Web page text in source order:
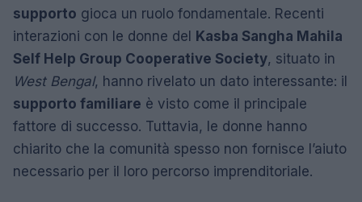
supporto gioca un ruolo fondamentale. Recenti
interazioni con le donne del Kasba Sangha Mahila
Self Help Group Cooperative Society, situato in
West Bengal, hanno rivelato un dato interessante: il
supporto familiare è visto come il principale
fattore di successo. Tuttavia, le donne hanno
chiarito che la comunità spesso non fornisce l’aiuto
necessario per il loro percorso imprenditoriale.